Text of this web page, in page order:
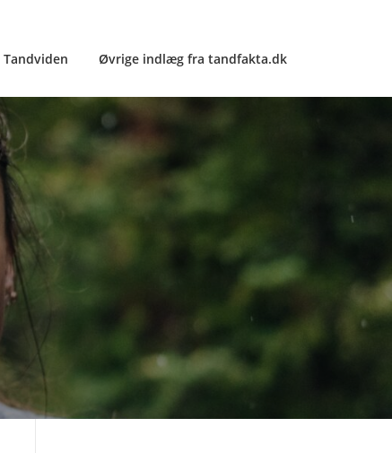
Tandviden Øvrige indlæg fra tandfakta.dk